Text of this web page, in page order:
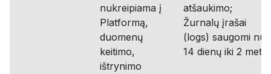
nukreipiama į
Platformą,
duomenų
keitimo,
ištrynimo
atšaukimo;
Žurnalų įrašai
(logs) saugomi nuo
14 dienų iki 2 metų.